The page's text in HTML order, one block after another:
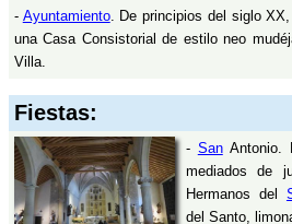
- Ayuntamiento. De principios del siglo
una Casa Consistorial de estilo neo
Villa.
Fiestas:
- SanAntonio.
mediados de
Hermanos del
del Santo,